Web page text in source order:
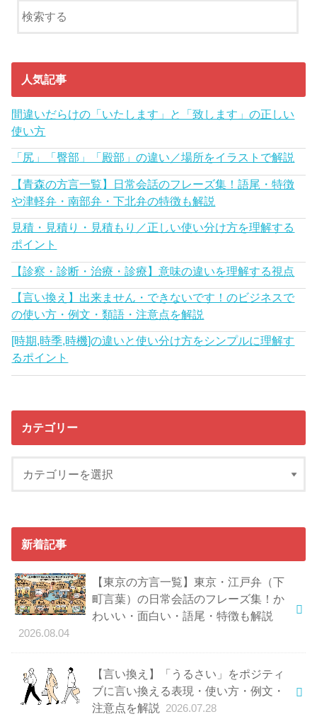
人気記事
間違いだらけの「いたします」と「致します」の正しい
使い方
「尻」「臀部」「殿部」の違い／場所をイラストで解説
【青森の方言一覧】日常会話のフレーズ集！語尾・特徴
や津軽弁・南部弁・下北弁の特徴も解説
見積・見積り・見積もり／正しい使い分け方を理解する
ポイント
【診察・診断・治療・診療】意味の違いを理解する視点
【言い換え】出来ません・できないです！のビジネスで
の使い方・例文・類語・注意点を解説
[時期,時季,時機]の違いと使い分け方をシンプルに理解す
るポイント
カテゴリー
新着記事
【東京の方言一覧】東京・江戸弁（下
町言葉）の日常会話のフレーズ集！か
わいい・面白い・語尾・特徴も解説
2026.08.04
【言い換え】「うるさい」をポジティ
ブに言い換える表現・使い方・例文・
注意点を解説
2026.07.28